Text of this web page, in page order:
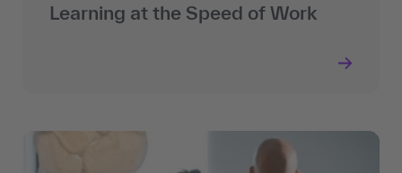
Learning at the Speed of Work